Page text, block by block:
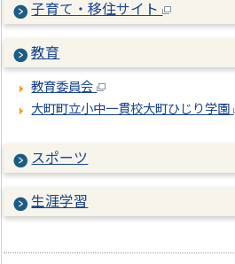
子育て・移住サイト
教育
教育委員会
大町町立小中一貫校大町ひじり学園
スポーツ
生涯学習